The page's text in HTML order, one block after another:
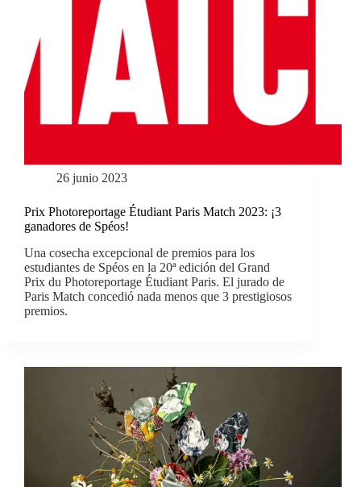
26 junio 2023
Prix Photoreportage Étudiant Paris Match 2023: ¡3
ganadores de Spéos!
Una cosecha excepcional de premios para los
estudiantes de Spéos en la 20ª edición del Grand
Prix du Photoreportage Étudiant Paris. El jurado de
Paris Match concedió nada menos que 3 prestigiosos
premios.